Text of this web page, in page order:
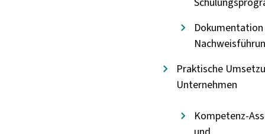
Praktische
Unternehmen
Kompetenz-